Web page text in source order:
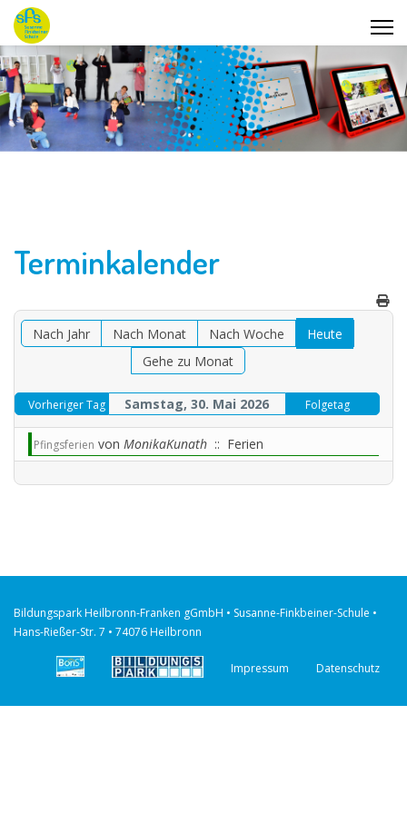
Terminkalender
Nach Jahr Nach Monat Nach Woche
Heute
Gehe zu Monat
Vorheriger Tag Samstag, 30. Mai 2026 Folgetag
Pfingsferien von MonikaKunath :: Ferien
Bildungspark Heilbronn-Franken gGmbH • Susanne-Finkbeiner-Schule •
Hans-Rießer-Str. 7 • 74076 Heilbronn
Impressum Datenschutz